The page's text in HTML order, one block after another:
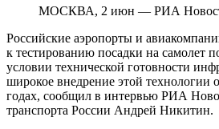
МОСКВА, 2 июн — РИА
Российские аэропорты и
к тестированию посадки на самолет
условии технической готовности
широкое внедрение этой технологии
годах, сообщил в интервью РИА
транспорта России Андрей Никитин.